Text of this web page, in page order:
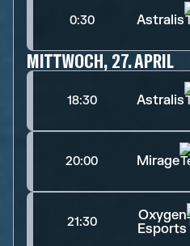
0:30 Astralis
MITTWOCH, 27. APRIL
18:30 Astralis
20:00 Mirage
21:30
Oxygen
Esports